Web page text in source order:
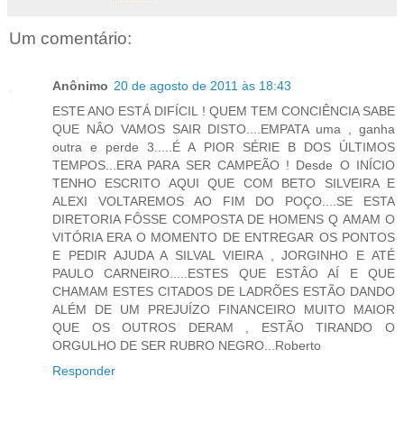
Um comentário:
Anônimo 20 de agosto de 2011 às 18:43
ESTE ANO ESTÁ DIFÍCIL ! QUEM TEM CONCIÊNCIA SABE
QUE NÂO VAMOS SAIR DISTO....EMPATA uma , ganha
outra e perde 3.....É A PIOR SÉRIE B DOS ÚLTIMOS
TEMPOS...ERA PARA SER CAMPEÃO ! Desde O INÍCIO
TENHO ESCRITO AQUI QUE COM BETO SILVEIRA E
ALEXI VOLTAREMOS AO FIM DO POÇO....SE ESTA
DIRETORIA FÔSSE COMPOSTA DE HOMENS Q AMAM O
VITÓRIA ERA O MOMENTO DE ENTREGAR OS PONTOS
E PEDIR AJUDA A SILVAL VIEIRA , JORGINHO E ATÉ
PAULO CARNEIRO.....ESTES QUE ESTÂO AÍ E QUE
CHAMAM ESTES CITADOS DE LADRÕES ESTÃO DANDO
ALÉM DE UM PREJUÍZO FINANCEIRO MUITO MAIOR
QUE OS OUTROS DERAM , ESTÃO TIRANDO O
ORGULHO DE SER RUBRO NEGRO...Roberto
Responder